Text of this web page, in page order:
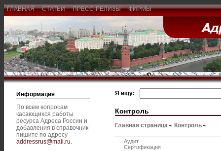
ГЛАВНАЯ СТАТЬИ ПРЕСС-РЕЛИЗЫ ФИРМЫ
Информация
По всем вопросам
касающихся работы
ресурса Адреса России и
добавления в справочник
пишите по адресу
addressrus@mail.ru.
Я ищу:
Контроль
Главная страница Контроль
Аудит
Сертификация